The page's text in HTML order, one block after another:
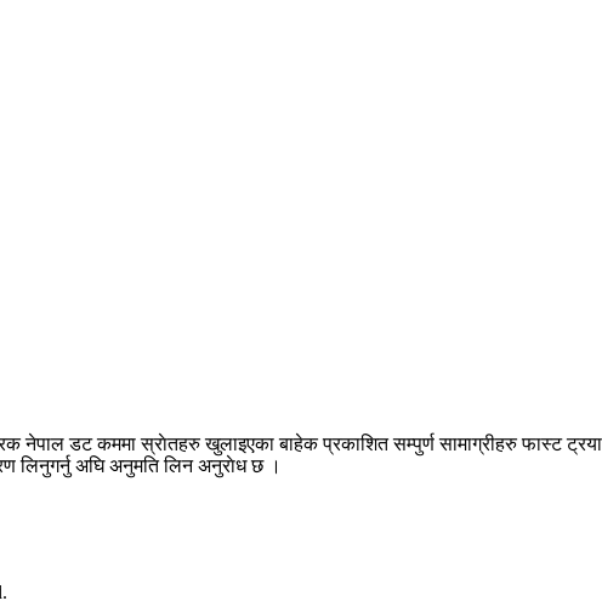
नेपाल डट कममा स्राेतहरु खुलाइएका बाहेक प्रकाशित सम्पुर्ण सामाग्रीहरु फास्ट
लिनुगर्नु अघि अनुमति लिन अनुराेध छ ।